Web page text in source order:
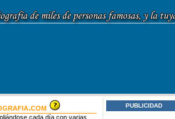
cada día con varias
PUBLICIDAD